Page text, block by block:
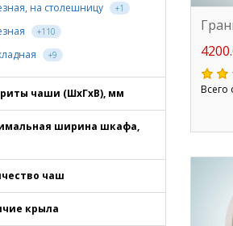
на столешницу +1
+110
+9
чаши (ШхГхВ), мм
ширина шкафа,
чаш
крыла
Всего